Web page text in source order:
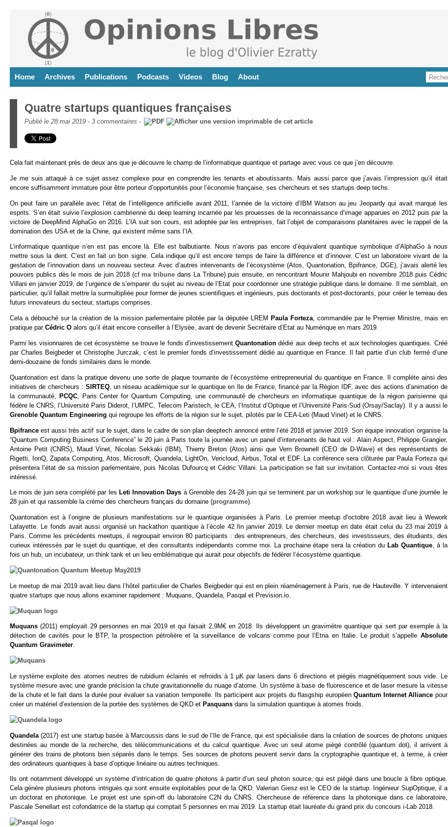
Home Archives Publications Podcasts Videos Blog About
Quatre startups quantiques françaises
Publié le 28 mai 2019 - 3 commentaires -
Cela fait maintenant près de deux ans que je découvre le champ de l’informatique quantique et partage avec vous ce que j’en découvre.
Je me suis attaqué à ce sujet assez complexe pour en comprendre les tenants et aboutissants. Mais aussi parce que j’avais l’impression qu’il était
encore suffisamment immature pour être porteur d’opportunités pour l’économie française, ses chercheurs et ses startups deep techs.
On peut faire un parallèle avec l’état de l’intelligence artificielle avant 2011, l’année de la victoire d’IBM Watson au jeu Jeopardy qui avait marqué les
esprits. S’en était suivie l’explosion cambrienne du deep learning incarnée par les prouesses de la reconnaissance d’image apparues en 2012 puis par la
victoire de DeepMind AlphaGo en 2016. L’IA suit son cours, est adoptée par les entreprises, fait l’objet de comparaisons planétaires avec le rappel de la
domination des USA et de la Chine, qui existent même sans l’IA.
L’informatique quantique n’en est pas encore là. Elle est balbutiante. Nous n’avons pas encore d’équivalent quantique symbolique d’AlphaGo à nous
mettre sous la dent. C’est en fait un bon signe. Cela indique qu’il est encore temps de faire la différence et d’innover. C’est un laboratoire vivant de la
gestation de l’innovation dans un nouveau secteur. Avec d’autres intervenants de l’écosystème (Atos, Quantonation, Bpifrance, DGE), j’avais alerté les
pouvoirs publics dès le mois de juin 2018 (cf ma tribune dans La Tribune) puis ensuite, en rencontrant Mounir Mahjoubi en novembre 2018 puis Cédric
Villani en janvier 2019, de l’urgence de s’emparer du sujet au niveau de l’Etat pour coordonner une stratégie publique dans le domaine. Il me semblait, en
particulier, qu’il fallait mettre la surmultipliée pour former de jeunes scientifiques et ingénieurs, puis doctorants et post-doctorants, pour créer le terreau des
futurs innovateurs du secteur, startups comprises.
Cela a débouché sur la création de la mission parlementaire pilotée par la députée LREM Paula Forteza, commandée par le Premier Ministre, mais en
pratique par Cédric O alors qu’il était encore conseiller à l’Elysée, avant de devenir Secrétaire d’Etat au Numérique en mars 2019.
Parmi les visionnaires de cet écosystème se trouve le fonds d’investissementQuantonationdédié aux deep techs et aux technologies quantiques. Créé
par Charles Beigbeder et Christophe Jurczak, c’est le premier fonds d’investissement dédié au quantique en France. Il fait partie d’un club fermé d’une
demi-douzaine de fonds similaires dans le monde.
Quantonation est dans la pratique devenu une sorte de plaque tournante de l’écosystème entrepreneurial du quantique en France. Il complète ainsi des
initiatives de chercheurs : SIRTEQ, un réseau académique sur le quantique en Ile de France, financé par la Région IDF, avec des actions d’animation de
la communauté,
PCQC, Paris Center for Quantum Computing, une communauté de chercheurs en informatique quantique de la région parisienne qui
fédère le CNRS, l’Université Paris Diderot, l’UMPC, Telecom Paristech, le CEA, l’Institut d’Optique et l’Université Paris-Sud (Orsay/Saclay). Il y a aussi le
Grenoble Quantum Engineering qui regroupe les efforts de la région sur le sujet, pilotés par le CEA-Leti (Maud Vinet) et le CNRS.
Bpifrance est aussi très actif sur le sujet, dans le cadre de son plan deeptech annoncé entre l’été 2018 et janvier 2019. Son équipe innovation organise la
“Quantum Computing Business Conference” le 20 juin à Paris toute la journée avec un panel d’intervenants de haut vol : Alain Aspect, Philippe Grangier,
Antoine Petit (CNRS), Maud Vinet, Nicolas Sekkaki (IBM), Thierry Breton (Atos) ainsi que Vern Brownell (CEO de D-Wave) et des représentants de
Rigetti, IonQ, Zapata Computing, Atos, Microsoft, Quandela, LightOn, Vericloud, Airbus, Total et EDF. La conférence sera clôturée par Paula Forteza qui
présentera l’état de sa mission parlementaire, puis Nicolas Dufourcq et Cédric Villani. La participation se fait sur invitation. Contactez-moi si vous êtes
intéressé.
Le mois de juin sera complété par les Leti Innovation Days à Grenoble des 24-28 juin qui se terminent par un workshop sur le quantique d’une journée le
28 juin et qui rassemble la crème des chercheurs français du domaine (programme).
Quantonation est à l’origine de plusieurs manifestations sur le quantique organisées à Paris. Le premier meetup d’octobre 2018 avait lieu à Wework
Lafayette. Le fonds avait aussi organisé un hackathon quantique à l’école 42 fin janvier 2019. Le dernier meetup en date était celui du 23 mai 2019 à
Paris. Comme les précédents meetups, il regroupait environ 80 participants : des entrepreneurs, des chercheurs, des investisseurs, des étudiants, des
curieux intéressés par le sujet du quantique, et des consultants indépendants comme moi. La prochaine étape sera la création du Lab Quantique, à la
fois un hub, un incubateur, un think tank et un lieu emblématique qui aurait pour objectifs de fédérer l’écosystème quantique.
Le meetup de mai 2019 avait lieu dans l’hôtel particulier de Charles Beigbeder qui est en plein réaménagement à Paris, rue de Hauteville. Y intervenaient
quatre startups que nous allons examiner rapidement : Muquans, Quandela, Pasqal et Prevision.io.
Muquans (2011) employait 29 personnes en mai 2019 et qui faisait 2,9M€ en 2018. Ils développent un gravimètre quantique qui sert par exemple à la
détection de cavités pour le BTP, la prospection pétrolière et la surveillance de volcans comme pour l’Etna en Italie. Le produit s’appelle Absolute
Quantum Gravimeter.
Le système exploite des atomes neutres de rubidium éclairés et refroidis à 1 µK par lasers dans 6 directions et piégés magnétiquement sous vide. Le
système mesure avec une grande précision la chute gravitationnelle du nuage d’atome. Un système à base de fluorescence et de laser mesure la vitesse
de la chute et le fait dans la durée pour évaluer sa variation temporelle. Ils participent aux projets du flasgship européen Quantum Internet Alliance pour
créer un matériel d’extension de la portée des systèmes de QKD et Pasquans dans la simulation quantique à atomes froids.
Quandela (2017) est une startup basée à Marcoussis dans le sud de l’Ile de France, qui est spécialisée dans la création de sources de photons uniques
destinées au monde de la recherche, des télécommunications et du calcul quantique. Avec un seul atome piégé contrôlé (quantum dot), il arrivent à
générer des trains de photons bien séparés dans le temps. Ses sources de photons peuvent servir dans la cryptographie quantique et, à terme, à créer
des ordinateurs quantiques à base d’optique linéaire ou autres techniques.
Ils ont notamment développé un système d’intrication de quatre photons à partir d’un seul photon source, qui est piégé dans une boucle à fibre optique.
Cela génère plusieurs photons intrigués qui sont ensuite exploitables pour de la QKD. Valerian Giesz est le CEO de la startup. Ingénieur SupOptique, il a
un doctorat en photonique. Le projet est une spin-off du laboratoire C2N du CNRS. Chercheuse de référence dans la photonique dans ce laboratoire,
Pascale Senellart est cofondatrice de la startup qui comptait 5 personnes en mai 2019. La startup était lauréate du grand prix du concours i-Lab 2018.